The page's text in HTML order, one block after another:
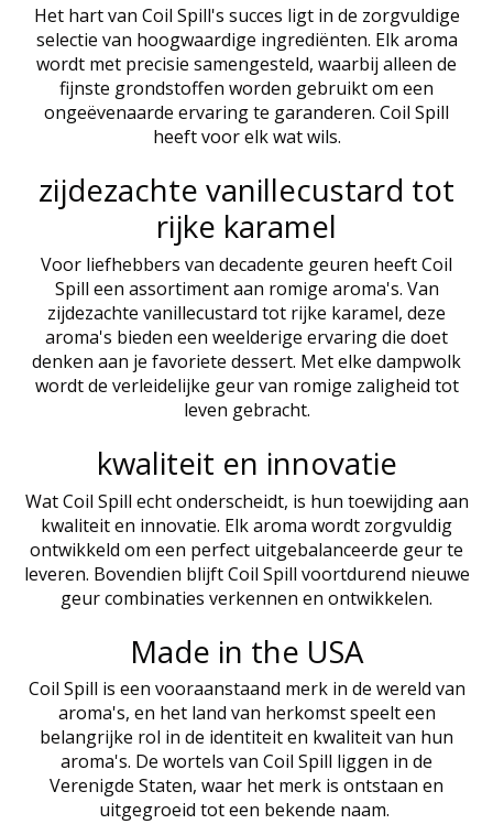
Het hart van Coil Spill's succes ligt in de zorgvuldige
selectie van hoogwaardige ingrediënten. Elk aroma
wordt met precisie samengesteld, waarbij alleen de
fijnste grondstoffen worden gebruikt om een
ongeëvenaarde ervaring te garanderen. Coil Spill
heeft voor elk wat wils.
zijdezachte vanillecustard tot
rijke karamel
Voor liefhebbers van decadente geuren heeft Coil
Spill een assortiment aan romige aroma's. Van
zijdezachte vanillecustard tot rijke karamel, deze
aroma's bieden een weelderige ervaring die doet
denken aan je favoriete dessert. Met elke dampwolk
wordt de verleidelijke geur van romige zaligheid tot
leven gebracht.
kwaliteit en innovatie
Wat Coil Spill echt onderscheidt, is hun toewijding aan
kwaliteit en innovatie. Elk aroma wordt zorgvuldig
ontwikkeld om een perfect uitgebalanceerde geur te
leveren. Bovendien blijft Coil Spill voortdurend nieuwe
geur combinaties verkennen en ontwikkelen.
Made in the USA
Coil Spill is een vooraanstaand merk in de wereld van
aroma's, en het land van herkomst speelt een
belangrijke rol in de identiteit en kwaliteit van hun
aroma's. De wortels van Coil Spill liggen in de
Verenigde Staten, waar het merk is ontstaan en
uitgegroeid tot een bekende naam.